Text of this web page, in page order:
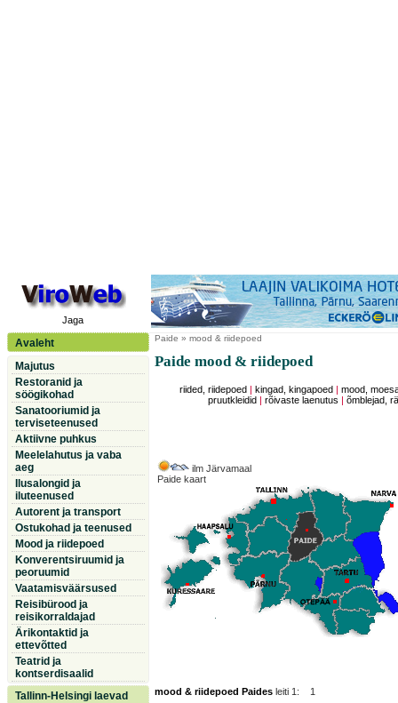
Jaga
Avaleht
Majutus
Restoranid ja
söögikohad
Sanatooriumid ja
terviseteenused
Aktiivne puhkus
Meelelahutus ja vaba
aeg
Ilusalongid ja
iluteenused
Autorent ja transport
Ostukohad ja teenused
Mood ja riidepoed
Konverentsiruumid ja
peoruumid
Vaatamisväärsused
Reisibürood ja
reisikorraldajad
Ärikontaktid ja
ettevõtted
Teatrid ja
kontserdisaalid
Tallinn-Helsingi laevad
Paide » mood & riidepoed
Paide mood & riidepoed
riided, riidepoed kingad, kingapoed |mood,
pruutkleidid
rõivaste laenutus õmblejad,
ilm Järvamaal
Paide kaart
mood & riidepoed Paides leiti 1: 1